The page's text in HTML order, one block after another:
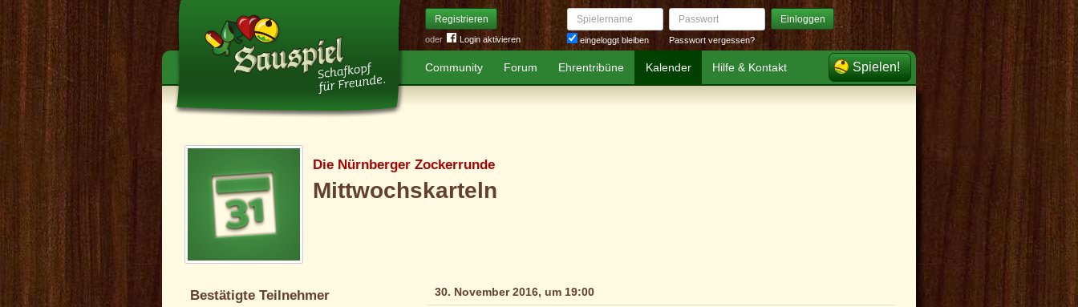
Registrieren
oder Login aktivieren
Spielername
eingeloggt bleiben
Passwort Einloggen
Passwort vergessen?
Community Forum Ehrentribüne Kalender Hilfe & Kontakt Spielen!
Die Nürnberger Zockerrunde
Mittwochskarteln
Bestätigte Teilnehmer
30. November 2016, um 19:00